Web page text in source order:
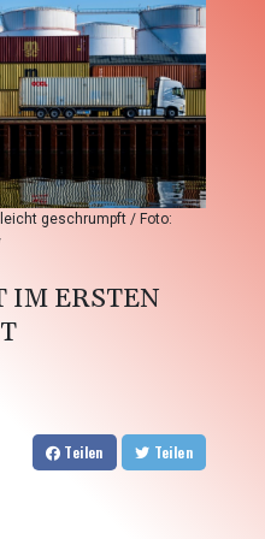
geschrumpft / Foto:
IM ERSTEN
Teilen Teilen